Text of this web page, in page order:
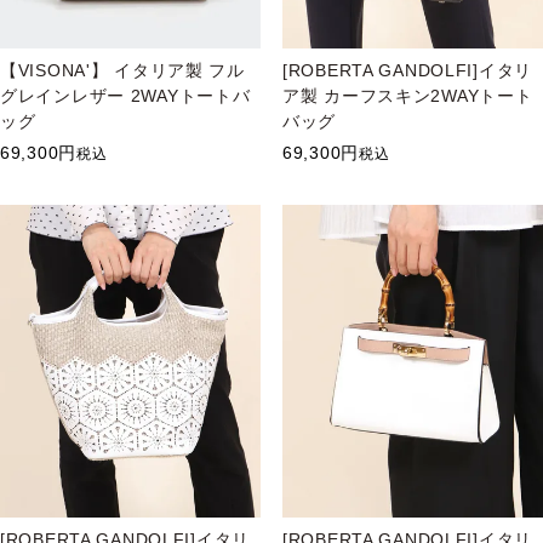
【VISONA'】 イタリア製 フル
グレインレザー 2WAYトートバ
ッグ
69,300
税込
[ROBERTA GANDOLFI]イタリ
ア製 カーフスキン2WAYトート
バッグ
69,300
税込